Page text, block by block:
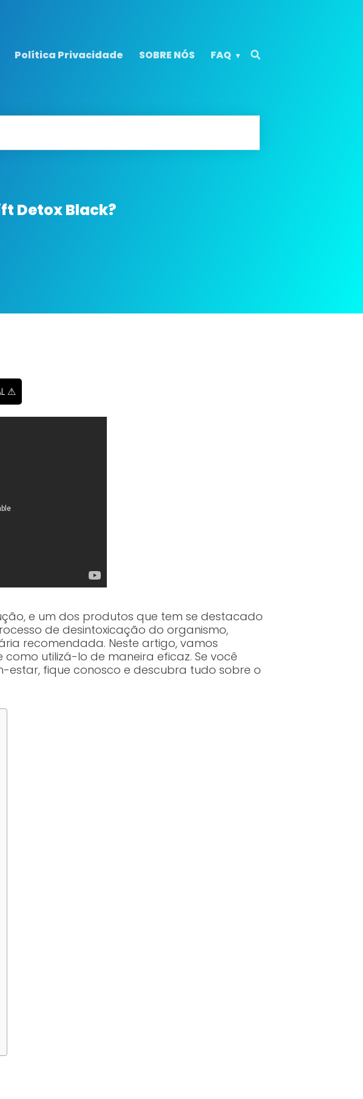
Política Privacidade SOBRE NÓS FAQ
Detox Black?
⚠
e um dos produtos que tem se destacado
de desintoxicação do organismo,
recomendada. Neste artigo, vamos
utilizá-lo de maneira eficaz. Se você
fique conosco e descubra tudo sobre o